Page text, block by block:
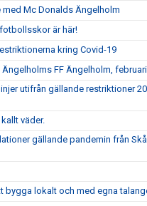
med Mc Donalds Ängelholm
är här!
kring Covid-19
FF Ängelholm, februari
utifrån gällande restriktioner
väder.
gällande pandemin från
bygga lokalt och med egna